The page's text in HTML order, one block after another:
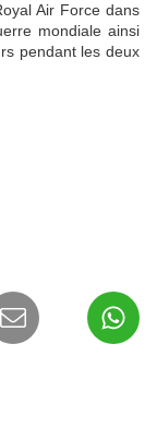
Air Force dans
mondiale ainsi
pendant les deux